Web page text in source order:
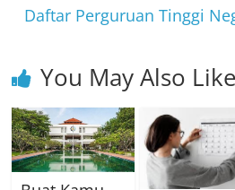
Daftar Perguruan Tinggi
You May Also Like